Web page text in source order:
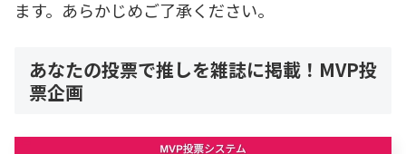
ます。あらかじめご了承ください。
あなたの投票で推しを雑誌に掲載！MVP投
票企画